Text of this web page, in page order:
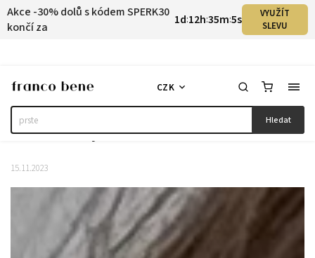
Akce -30% dolů s kódem SPERK30
končí za
1d:12h:35m:4s
VYUŽÍT
SLEVU
Hledat
CZK
Kolekce Crystal
15.11.2023